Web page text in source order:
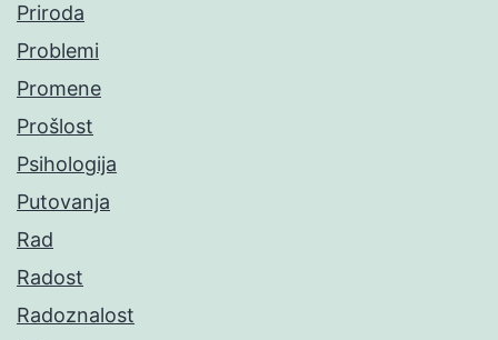
Priroda
Problemi
Promene
Prošlost
Psihologija
Putovanja
Rad
Radost
Radoznalost